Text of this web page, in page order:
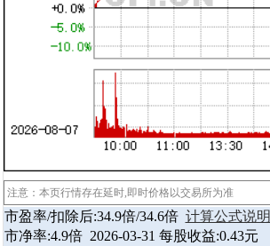
注意：本页行情存在延时,即时价格以交易所为准
市盈率/扣除后:34.9倍/34.6倍 计算公式说明
市净率:4.9倍 2026-03-31 每股收益:0.43元